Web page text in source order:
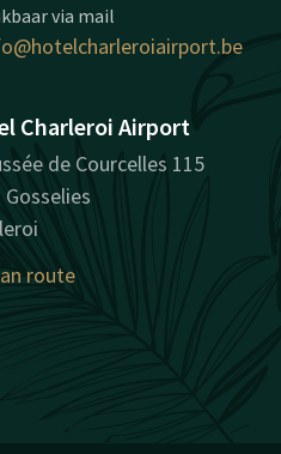
via mail
Charleroi Airport
de Courcelles 115
Gosselies
route